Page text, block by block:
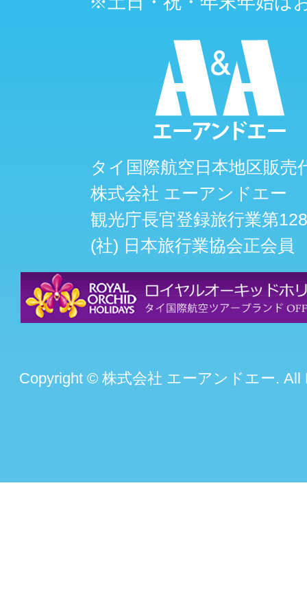
タイ国際航空日本地区販売
株式会社 エーアンドエー
観光庁長官登録旅行業第
(社) 日本旅行業協会正会員
Copyright © 株式会社 エーアンドエー. All